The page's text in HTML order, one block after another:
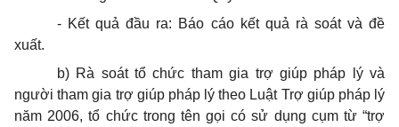
- Kết quả đầu ra: Báo cáo kết quả rà soát và đề
xuất.
b) Rà soát tổ chức tham gia trợ giúp pháp lý và
người tham gia trợ giúp pháp lý theo Luật Trợ giúp pháp lý
năm 2006, tổ chức trong tên gọi có sử dụng cụm từ “trợ